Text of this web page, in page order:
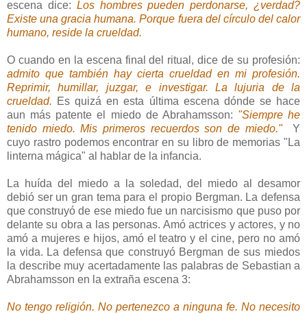
escena dice: Los hombres pueden perdonarse, ¿verdad?
Existe una gracia humana. Porque fuera del círculo del calor
humano, reside la crueldad.
O cuando en la escena final del ritual, dice de su profesión:
admito que también hay cierta crueldad en mi profesión.
Reprimir, humillar, juzgar, e investigar. La lujuria de la
crueldad. Es quizá en esta última escena dónde se hace
aun más patente el miedo de Abrahamsson: "Siempre he
tenido miedo. Mis primeros recuerdos son de miedo." Y
cuyo rastro podemos encontrar en su libro de memorias "La
linterna mágica" al hablar de la infancia.
La huída del miedo a la soledad, del miedo al desamor
debió ser un gran tema para el propio Bergman. La defensa
que construyó de ese miedo fue un narcisismo que puso por
delante su obra a las personas. Amó actrices y actores, y no
amó a mujeres e hijos, amó el teatro y el cine, pero no amó
la vida. La defensa que construyó Bergman de sus miedos
la describe muy acertadamente las palabras de Sebastian a
Abrahamsson en la extraña escena 3:
No tengo religión. No pertenezco a ninguna fe. No necesito